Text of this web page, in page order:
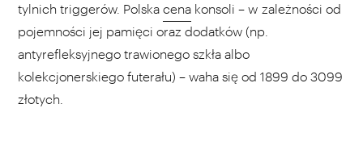
tylnich triggerów. Polska cena konsoli – w zależności od
pojemności jej pamięci oraz dodatków (np.
antyrefleksyjnego trawionego szkła albo
kolekcjonerskiego futerału) – waha się od 1899 do 3099
złotych.